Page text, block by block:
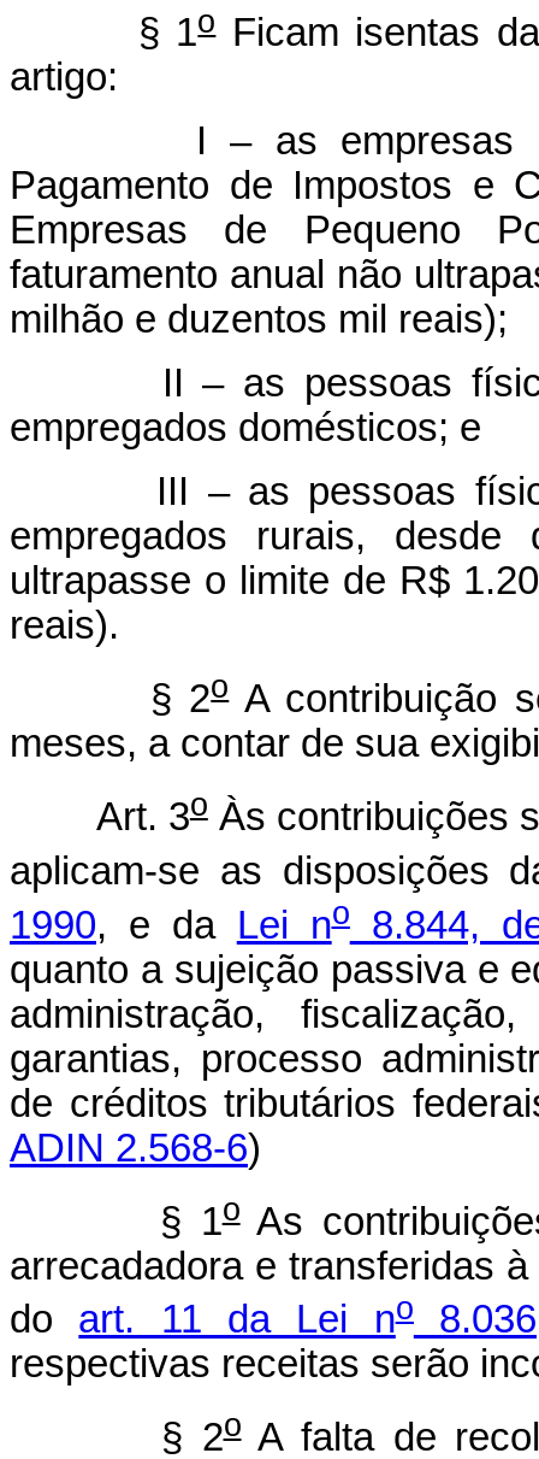
§ 1oFicam isentas
artigo:
I – as empresas
Pagamento de Impostos e
Empresas de Pequeno
faturamento anual não
milhão e duzentos mil reais);
II – as pessoas físicas,
empregados domésticos; e
III – as pessoas
empregados rurais,
ultrapasse o limite de R$
reais).
§ 2oA contribuição
meses, a contar de sua
Art. 3oÀs contribuições
aplicam-se as disposições
1990, e da Lei no8.844,
quanto a sujeição passiva e
administração,
garantias, processo
de créditos tributários
ADIN 2.568-6)
§ 1oAs
arrecadadora e transferidas
do art. 11 da Lei no
respectivas receitas serão
§ 2oA falta de